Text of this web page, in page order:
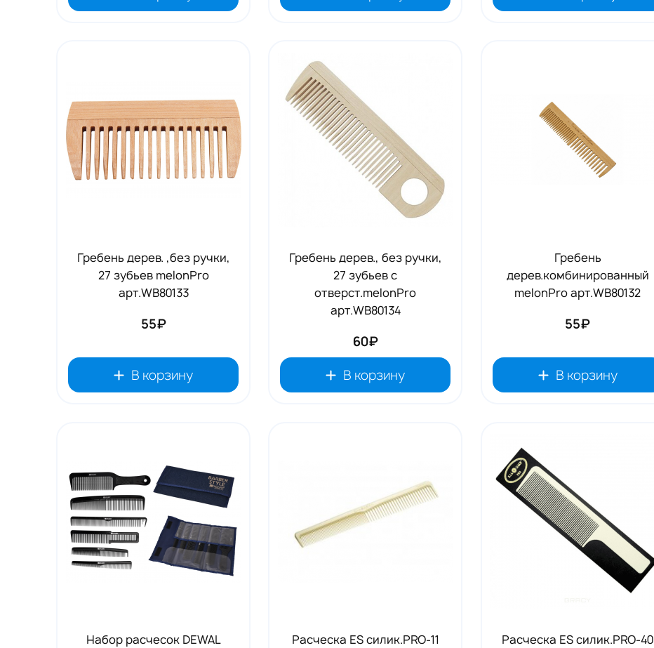
Гребень дерев. ,без ручки,
27 зубьев melonPro
арт.WB80133
55₽
В корзину
Гребень дерев., без ручки,
27 зубьев с
отверст.melonPro
арт.WB80134
60₽
В корзину
Гребень
дерев.комбинированный
melonPro арт.WB80132
55₽
В корзину
Набор расчесок DEWAL
Расческа ES силик.PRO-11
Расческа ES силик.PRO-40